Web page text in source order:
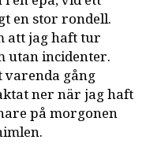
en stor rondell.
att jag haft tur
utan incidenter.
varenda gång
ner när jag haft
på morgonen